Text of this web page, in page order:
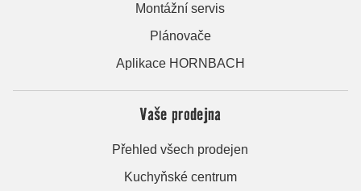
Montážní servis
Plánovače
Aplikace HORNBACH
Vaše prodejna
Přehled všech prodejen
Kuchyňské centrum